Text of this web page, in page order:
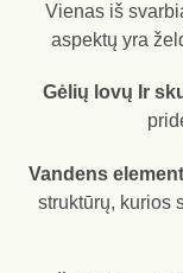
Vienas iš
aspektų yra
Gėlių lovų Ir
Vandens
struktūrų, kurios